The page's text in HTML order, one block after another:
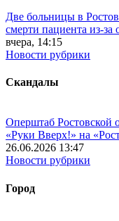
Две больницы в
смерти пациента из-за
вчера, 14:15
Новости рубрики
Скандалы
Оперштаб Ростовской
«Руки Вверх!» на
26.06.2026 13:47
Новости рубрики
Город